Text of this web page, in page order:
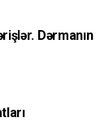
Dərmanın